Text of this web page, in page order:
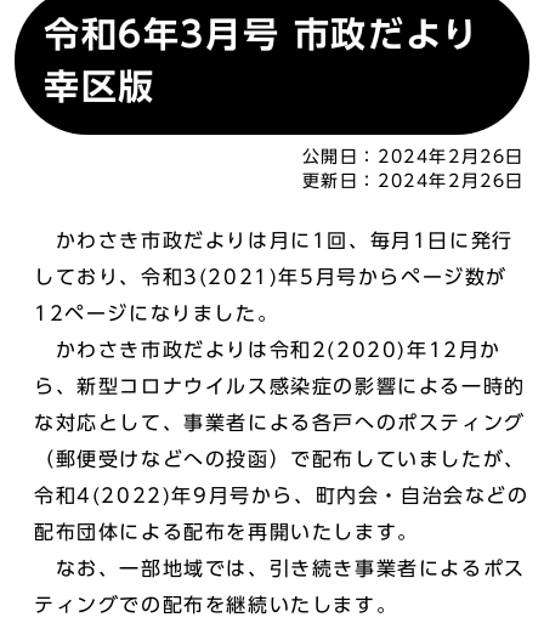
令和6年3月号 市政だより
幸区版
公開日： 2024年2月26日
更新日： 2024年2月26日
かわさき市政だよりは月に1回、毎月1日に発行
しており、令和3(2021)年5月号からページ数が
12ページになりました。
かわさき市政だよりは令和2(2020)年12月か
ら、新型コロナウイルス感染症の影響による一時的
な対応として、事業者による各戸へのポスティング
（郵便受けなどへの投函）で配布していましたが、
令和4(2022)年9月号から、町内会・自治会などの
配布団体による配布を再開いたします。
なお、一部地域では、引き続き事業者によるポス
ティングでの配布を継続いたします。